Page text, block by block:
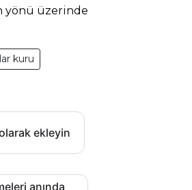
yönü üzerinde
kuru
ekleyin
anında